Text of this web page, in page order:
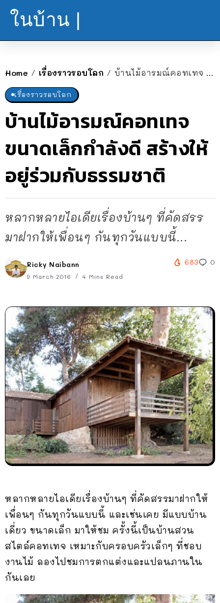
ในบ้าน |
Home / เรื่องราวรอบโลก / บ้านไม้อารมณ์คอทเทจ ขนาดเล็กกำลังดี สร้างให้อยู่ร่วมกับธรรมชาติ
เรื่องราวรอบโลก
บ้านไม้อารมณ์คอทเทจ
ขนาดเล็กกำลังดี สร้างให้
อยู่ร่วมกับธรรมชาติ
หลากหลายไอเดียเรื่องบ้านๆ ที่คัดสรร
มาฝากให้เพื่อนๆ กันทุกวันแบบนี้...
Ricky Naibann
9 March 2016 4 Mins Read
683 0
หลากหลายไอเดียเรื่องบ้านๆ ที่คัดสรรมาฝากให้
เพื่อนๆ กันทุกวันแบบนี้ และเช่นเคย มีแบบบ้าน
เดี่ยว ขนาดเล็ก มาให้ชม ครั้งนี้เป็นบ้านสวน
สไตล์คอทเทจ เหมาะกับครอบครัวเล็กๆ ที่ชอบ
งานไม้ ลองไปชมการตกแต่งและแปลนภานใน
กันเลย